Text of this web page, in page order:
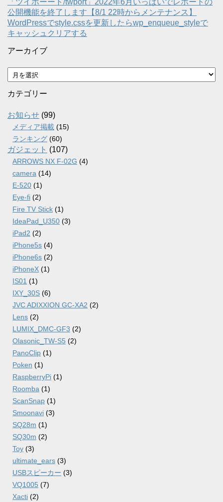
「ツイポーート/twport」2022年6月いっぱいでレポートの
公開機能を終了します【8/1 22時からメンテナンス】
WordPressでstyle.cssを更新したらwp_enqueue_styleで
キャッシュクリアする
アーカイブ
ア
ー
カ
ブ
カテゴリー
お知らせ (99)
メディア掲載 (15)
ランキング (60)
ガジェット (107)
ARROWS NX F-02G (4)
camera (14)
E-520 (1)
Eye-fi (2)
Fire TV Stick (1)
IdeaPad_U350 (3)
iPad2 (2)
iPhone5s (4)
iPhone6s (2)
iPhoneX (1)
IS01 (1)
IXY_30S (6)
JVC ADIXXION GC-XA2 (2)
Lens (2)
LUMIX_DMC-GF3 (2)
Olasonic_TW-S5 (2)
PanoClip (1)
Poken (1)
RaspberryPi (1)
Roomba (1)
ScanSnap (1)
Smoonavi (3)
SQ28m (1)
SQ30m (2)
Toy (3)
ultimate_ears (3)
USBスピーカー (3)
VQ1005 (7)
Xacti (2)